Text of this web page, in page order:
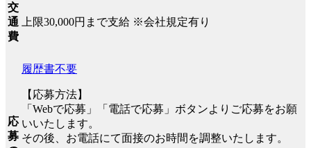
交
通
費
上限30,000円まで支給 ※会社規定有り
応
募
履歴書不要
【応募方法】
「Webで応募」「電話で応募」ボタンよりご応募をお願
いいたします。
その後、お電話にて面接のお時間を調整いたします。